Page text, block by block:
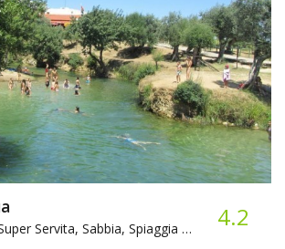
Servita, Sabbia, Spiaggia attrezzata 4.2